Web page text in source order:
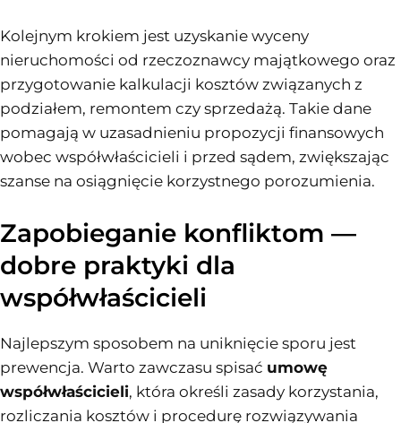
Kolejnym krokiem jest uzyskanie wyceny
nieruchomości od rzeczoznawcy majątkowego oraz
przygotowanie kalkulacji kosztów związanych z
podziałem, remontem czy sprzedażą. Takie dane
pomagają w uzasadnieniu propozycji finansowych
wobec współwłaścicieli i przed sądem, zwiększając
szanse na osiągnięcie korzystnego porozumienia.
Zapobieganie konfliktom —
dobre praktyki dla
współwłaścicieli
Najlepszym sposobem na uniknięcie sporu jest
prewencja. Warto zawczasu spisać umowę
współwłaścicieli, która określi zasady korzystania,
rozliczania kosztów i procedurę rozwiązywania